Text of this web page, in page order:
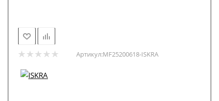
Артикул:MF25200618-ISKRA